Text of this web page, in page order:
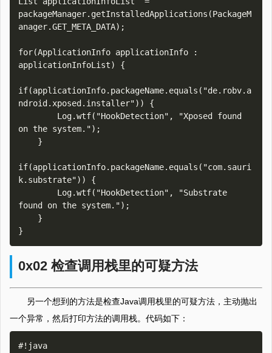
packageManager.getInstalledApplications(PackageM
anager.GET_META_DATA);
for(ApplicationInfo applicationInfo :
applicationInfoList) {
if(applicationInfo.packageName.equals("de.robv.a
ndroid.xposed.installer")) {
on the system.");
if(applicationInfo.packageName.equals("com.sauri
k.substrate")) {
found on the system.");
0x02 检查调用栈里的可疑方法
另一个想到的方法是检查Java调用栈里的可疑方法，主动抛出
一个异常，然后打印方法的调用栈。代码如下：
#!java